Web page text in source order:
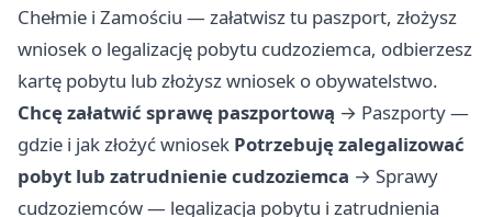
Chełmie i Zamościu — załatwisz tu paszport, złożysz
wniosek o legalizację pobytu cudzoziemca, odbierzesz
kartę pobytu lub złożysz wniosek o obywatelstwo.
Chcę załatwić sprawę paszportową → Paszporty —
gdzie i jak złożyć wniosek Potrzebuję zalegalizować
pobyt lub zatrudnienie cudzoziemca → Sprawy
cudzoziemców — legalizacja pobytu i zatrudnienia